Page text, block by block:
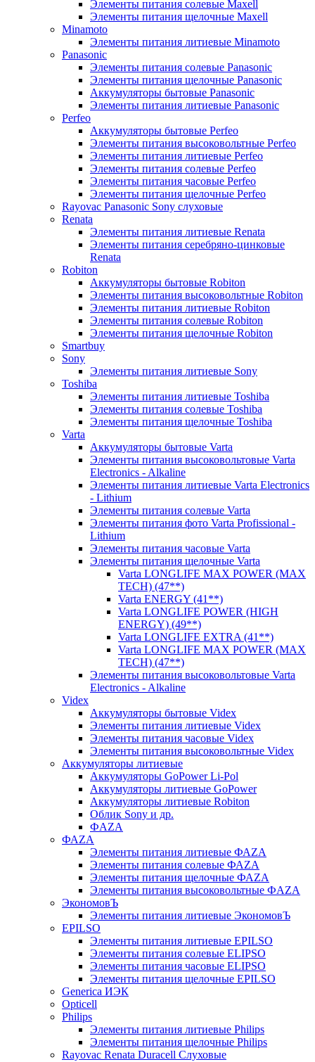
Элементы питания солевые Maxell
Элементы питания щелочные Maxell
Minamoto
Элементы питания литиевые Minamoto
Panasonic
Элементы питания солевые Panasonic
Элементы питания щелочные Panasonic
Аккумуляторы бытовые Panasonic
Элементы питания литиевые Panasonic
Perfeo
Аккумуляторы бытовые Perfeo
Элементы питания высоковольтные Perfeo
Элементы питания литиевые Perfeo
Элементы питания солевые Perfeo
Элементы питания часовые Perfeo
Элементы питания щелочные Perfeo
Rayovac Panasonic Sony слуховые
Renata
Элементы питания литиевые Renata
Элементы питания серебряно-цинковые
Renata
Robiton
Аккумуляторы бытовые Robiton
Элементы питания высоковольтные Robiton
Элементы питания литиевые Robiton
Элементы питания солевые Robiton
Элементы питания щелочные Robiton
Smartbuy
Sony
Элементы питания литиевые Sony
Toshiba
Элементы питания литиевые Toshiba
Элементы питания солевые Toshiba
Элементы питания щелочные Toshiba
Varta
Аккумуляторы бытовые Varta
Элементы питания высоковольтовые Varta
Electronics - Alkaline
Элементы питания литиевые Varta Electronics
- Lithium
Элементы питания солевые Varta
Элементы питания фото Varta Profissional -
Lithium
Элементы питания часовые Varta
Элементы питания щелочные Varta
Varta LONGLIFE MAX POWER (MAX
TECH) (47**)
Varta ENERGY (41**)
Varta LONGLIFE POWER (HIGH
ENERGY) (49**)
Varta LONGLIFE EXTRA (41**)
Varta LONGLIFE MAX POWER (MAX
TECH) (47**)
Элементы питания высоковольтовые Varta
Electronics - Alkaline
Videx
Аккумуляторы бытовые Videx
Элементы питания литиевые Videx
Элементы питания часовые Videx
Элементы питания высоковольтные Videx
Аккумуляторы литиевые
Аккумуляторы GoPower Li-Pol
Аккумуляторы литиевые GoPower
Аккумуляторы литиевые Robiton
Облик Sony и др.
ФAZA
ФАZA
Элементы питания литиевые ФАZА
Элементы питания солевые ФАZА
Элементы питания щелочные ФАZА
Элементы питания высоковольтные ФAZA
ЭкономовЪ
Элементы питания литиевые ЭкономовЪ
EPILSO
Элементы питания литиевые EPILSO
Элементы питания солевые ELIPSO
Элементы питания часовые ELIPSO
Элементы питания щелочные EPILSO
Generica ИЭК
Opticell
Philips
Элементы питания литиевые Philips
Элементы питания щелочные Philips
Rayovac Renata Duracell Слуховые